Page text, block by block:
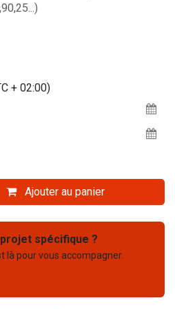
+ 02:00)
Ajouter au panier
spécifique ?
là pour vous accompagner.